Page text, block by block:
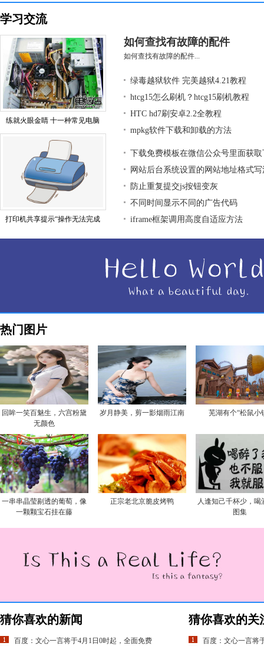
学习交流
练就火眼金睛 十一种常见电脑
打印机共享提示“操作无法完成
如何查找有故障的配件
如何查找有故障的配件...
绿毒越狱软件 完美越狱4.21教程
htcg15怎么刷机？htcg15刷机教程
HTC hd7刷安卓2.2全教程
mpkg软件下载和卸载的方法
下载免费模板在微信公众号里面获
网站后台系统设置的网站地址格式写
防止重复提交js按钮变灰
不同时间显示不同的广告代码
iframe框架调用高度自适应方法
热门图片
回眸一笑百魅生，六宫粉黛
无颜色
岁月静美，剪一影烟雨江南 芜湖有个“松鼠小
一串串晶莹剔透的葡萄，像
一颗颗宝石挂在藤
正宗老北京脆皮烤鸭
人逢知己千杯少，喝
图集
猜你喜欢的新闻
百度：文心一言将于4月1日0时起，全面免费
猜你喜欢的关
百度：文心一言将